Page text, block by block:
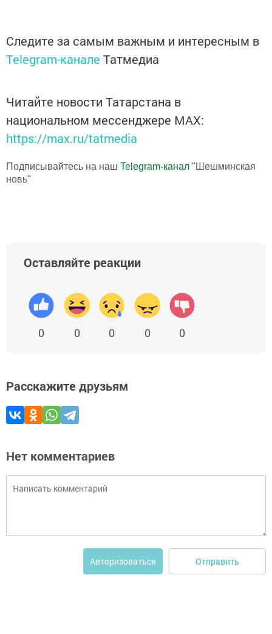
Следите за самым важным и интересным в
Telegram-канале Татмедиа
Читайте новости Татарстана в
национальном мессенджере MАХ:
https://max.ru/tatmedia
Подписывайтесь на наш Telegram-канал "Шешминская
новь"
Оставляйте реакции
0 0 0 0 0
Расскажите друзьям
Нет комментариев
Авторизоваться Отправить